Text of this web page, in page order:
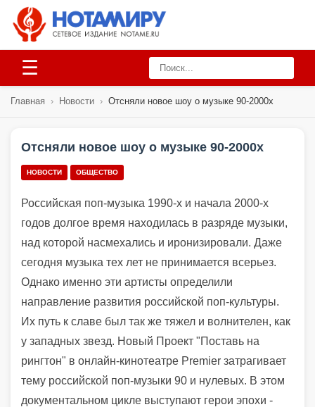
☰
Главная › Новости › Отсняли новое шоу о музыке 90-2000х
Отсняли новое шоу о музыке 90-2000х
НОВОСТИ ОБЩЕСТВО
Российская поп-музыка 1990-х и начала 2000-х
годов долгое время находилась в разряде музыки,
над которой насмехались и иронизировали. Даже
сегодня музыка тех лет не принимается всерьез.
Однако именно эти артисты определили
направление развития российской поп-культуры.
Их путь к славе был так же тяжел и волнителен, как
у западных звезд. Новый Проект "Поставь на
рингтон" в онлайн-кинотеатре Premier затрагивает
тему российской поп-музыки 90 и нулевых. В этом
документальном цикле выступают герои эпохи -